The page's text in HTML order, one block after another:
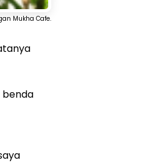
Mukha Cafe.
benda